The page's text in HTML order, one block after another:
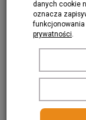
danych cookie
oznacza
prywatności